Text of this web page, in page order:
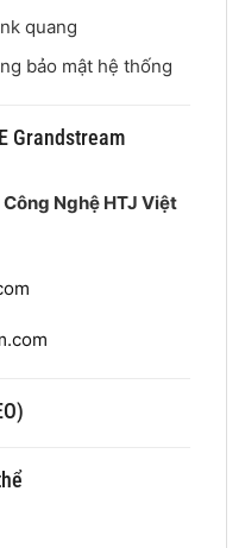
quang
bảo mật hệ thống
Grandstream
Nghệ HTJ Việt